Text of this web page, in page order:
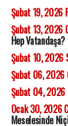
Şubat 19, 2026
Şubat 13, 2026
Hep Vatandaşa?
Şubat 10, 2026
Şubat 06, 2026
Şubat 04, 2026
Ocak 30, 2026
Meselesinde